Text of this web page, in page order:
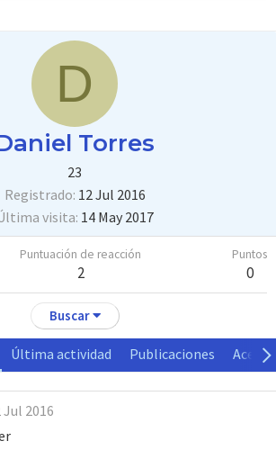
D
Torres
23
Registrado 12 Jul 2016
visita 14 May 2017
Puntuación de reacción
2
Puntos
0
Buscar
Última actividad Publicaciones Acerca
Jul 2016